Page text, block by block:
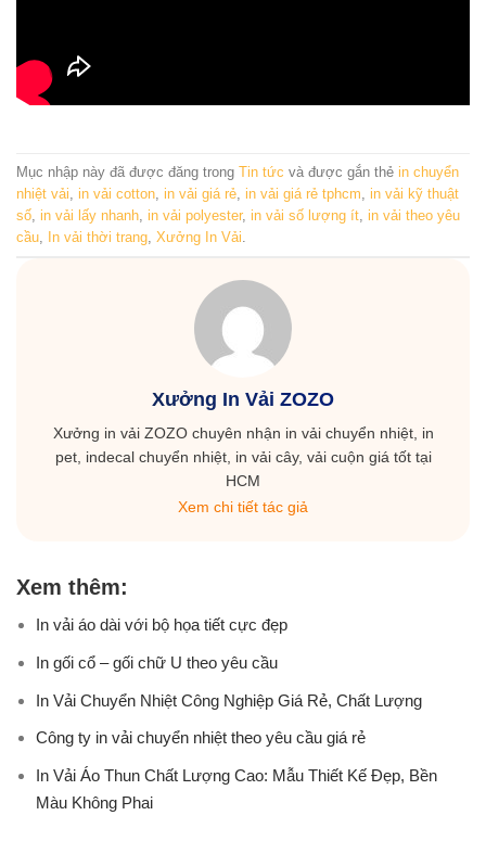
Mục nhập này đã được đăng trong Tin tức và được gắn thẻ in chuyển
nhiệt vải in vải cotton in vải giá rẻ in vải giá rẻ tphcm in vải kỹ thuật
số in vải lấy nhanh in vải polyester, in vải số lượng ít in vải theo yêu
cầu
In vải thời trang Xưởng In Vải
Xưởng In Vải ZOZO
Xưởng in vải ZOZO chuyên nhận in vải chuyển nhiệt, in
pet, indecal chuyển nhiệt, in vải cây, vải cuộn giá tốt tại
HCM
Xem chi tiết tác giả
Xem thêm:
In vải áo dài với bộ họa tiết cực đẹp
In gối cổ – gối chữ U theo yêu cầu
In Vải Chuyển Nhiệt Công Nghiệp Giá Rẻ, Chất Lượng
Công ty in vải chuyển nhiệt theo yêu cầu giá rẻ
In Vải Áo Thun Chất Lượng Cao: Mẫu Thiết Kế Đẹp, Bền
Màu Không Phai